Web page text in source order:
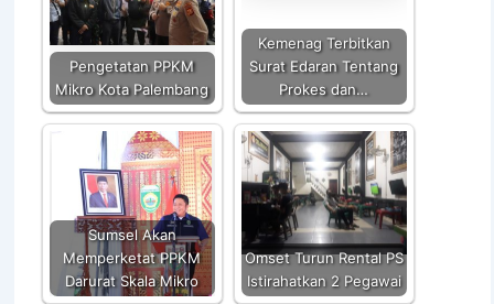
p o
k
k
Pengetatan PPKM
Mikro Kota Palembang
Kemenag Terbitkan
Surat Edaran Tentang
Prokes dan…
Sumsel Akan
Memperketat PPKM
Darurat Skala Mikro
Omset Turun Rental PS
Istirahatkan 2 Pegawai